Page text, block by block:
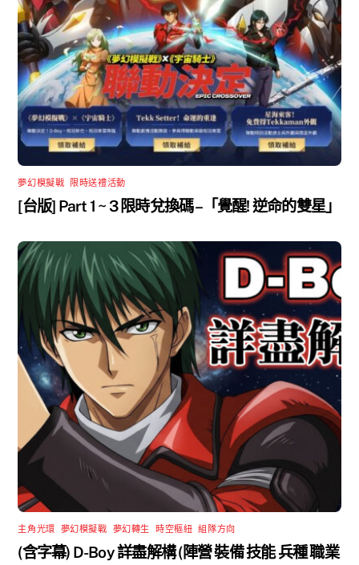
夢幻模擬戰 限時送禮活動
[台版] Part 1 ~ 3 限時兌換碼 –「覺醒! 逆命的雙星」
主角光環 夢幻模擬戰 夢幻轉生 ,時空樞紐 ,組隊方向
(含字幕) D-Boy 詳盡解構 (陣營 裝備 技能 兵種 職業